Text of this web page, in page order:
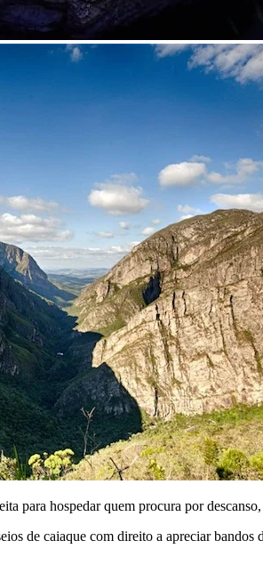
para hospedar quem procura por
de caiaque com direito a apreciar